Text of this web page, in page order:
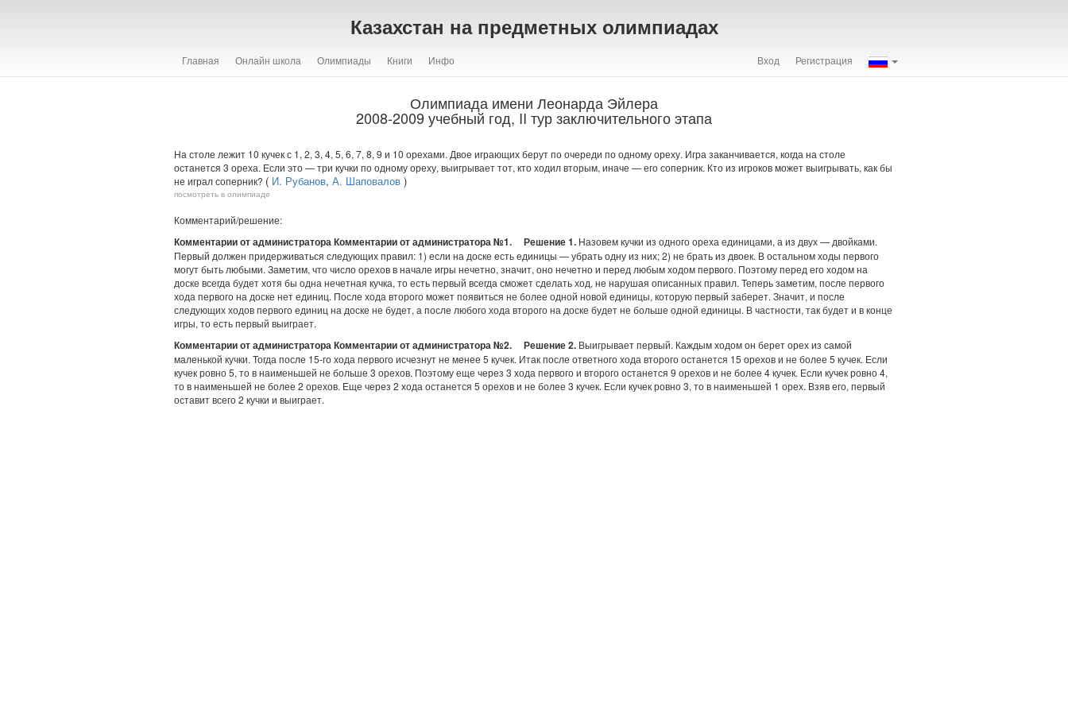
Казахстан на предметных олимпиадах
Главная Онлайн школа Олимпиады Книги Инфо Вход Регистрация
Олимпиада имени Леонарда Эйлера
2008-2009 учебный год, II тур заключительного этапа
На столе лежит 10 кучек с 1, 2, 3, 4, 5, 6, 7, 8, 9 и 10 орехами. Двое играющих берут по очереди по одному ореху. Игра заканчивается, когда на столе
останется 3 ореха. Если это — три кучки по одному ореху, выигрывает тот, кто ходил вторым, иначе — его соперник. Кто из игроков может выигрывать, как бы
не играл соперник? ( И. Рубанов, А. Шаповалов )
посмотреть в олимпиаде
Комментарий/решение:
Комментарии от администратора Комментарии от администратора №1. Решение 1. Назовем кучки из одного ореха единицами, а из двух — двойками.
Первый должен придерживаться следующих правил: 1) если на доске есть единицы — убрать одну из них; 2) не брать из двоек. В остальном ходы первого
могут быть любыми. Заметим, что число орехов в начале игры нечетно, значит, оно нечетно и перед любым ходом первого. Поэтому перед его ходом на
доске всегда будет хотя бы одна нечетная кучка, то есть первый всегда сможет сделать ход, не нарушая описанных правил. Теперь заметим, после первого
хода первого на доске нет единиц. После хода второго может появиться не более одной новой единицы, которую первый заберет. Значит, и после
следующих ходов первого единиц на доске не будет, а после любого хода второго на доске будет не больше одной единицы. В частности, так будет и в конце
игры, то есть первый выиграет.
Комментарии от администратора Комментарии от администратора №2. Решение 2. Выигрывает первый. Каждым ходом он берет орех из самой
маленькой кучки. Тогда после 15-го хода первого исчезнут не менее 5 кучек. Итак после ответного хода второго останется 15 орехов и не более 5 кучек. Если
кучек ровно 5, то в наименьшей не больше 3 орехов. Поэтому еще через 3 хода первого и второго останется 9 орехов и не более 4 кучек. Если кучек ровно 4,
то в наименьшей не более 2 орехов. Еще через 2 хода останется 5 орехов и не более 3 кучек. Если кучек ровно 3, то в наименьшей 1 орех. Взяв его, первый
оставит всего 2 кучки и выиграет.